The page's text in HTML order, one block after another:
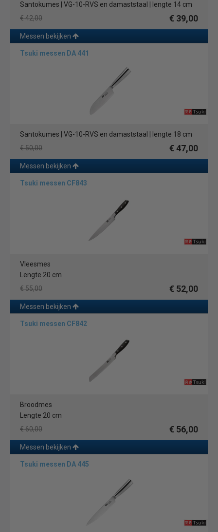
Santokumes | VG-10-RVS en damaststaal | lengte 14 cm
€ 42,00
€ 39,00
Messen bekijken
Tsuki messen DA 441
Santokumes | VG-10-RVS en damaststaal | lengte 18 cm
€ 50,00
€ 47,00
Messen bekijken
Tsuki messen CF843
Vleesmes
Lengte 20 cm
€ 55,00
€ 52,00
Messen bekijken
Tsuki messen CF842
Broodmes
Lengte 20 cm
€ 60,00
€ 56,00
Messen bekijken
Tsuki messen DA 445